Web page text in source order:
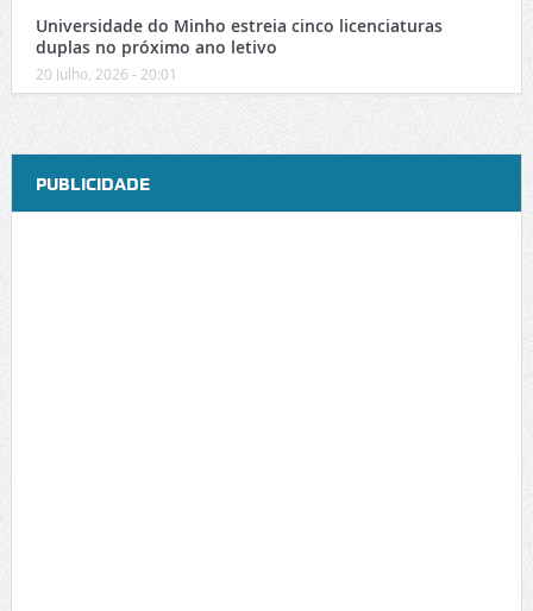
Universidade do Minho estreia cinco licenciaturas
duplas no próximo ano letivo
20 Julho, 2026 - 20:01
PUBLICIDADE